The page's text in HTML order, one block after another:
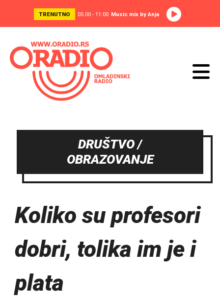
TRENUTNO 05:00 - 11:00 Music mix by Anja
DRUŠTVO /
OBRAZOVANJE
Koliko su profesori
dobri, tolika im je i
plata